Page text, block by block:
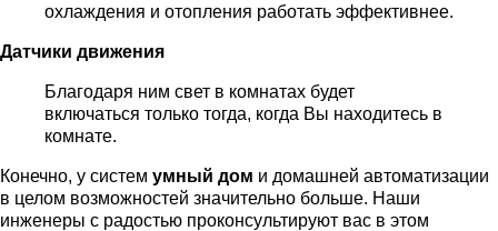
охлаждения и отопления работать эффективнее.
Датчики движения
Благодаря ним свет в комнатах будет
включаться только тогда, когда Вы находитесь в
комнате.
Конечно, у систем умный дом и домашней автоматизации
в целом возможностей значительно больше. Наши
инженеры с радостью проконсультируют вас в этом